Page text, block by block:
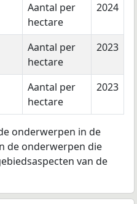
Aantal per
hectare
2024
Aantal per
hectare
2023
Aantal per
hectare
2023
onderwerpen in de
de onderwerpen die
van de